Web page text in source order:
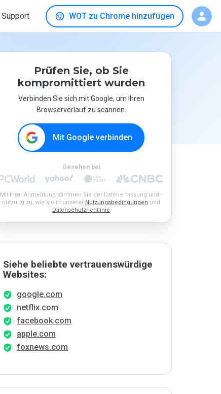
Support WOT zu Chrome hinzufügen
Prüfen Sie, ob Sie
kompromittiert wurden
Verbinden Sie sich mit Google, um Ihren
Browserverlauf zu scannen.
Mit Google verbinden
Gesehen bei
Mit Ihrer Anmeldung stimmen Sie der Datenerfassung und -
nutzung zu, wie sie in unserer Nutzungsbedingungen und
Datenschutzrichtlinie
Siehe beliebte vertrauenswürdige
Websites:
google.com
netflix.com
facebook.com
apple.com
foxnews.com